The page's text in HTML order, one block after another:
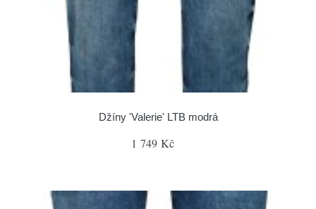
Džíny 'Valerie' LTB modrá
1 749 Kč